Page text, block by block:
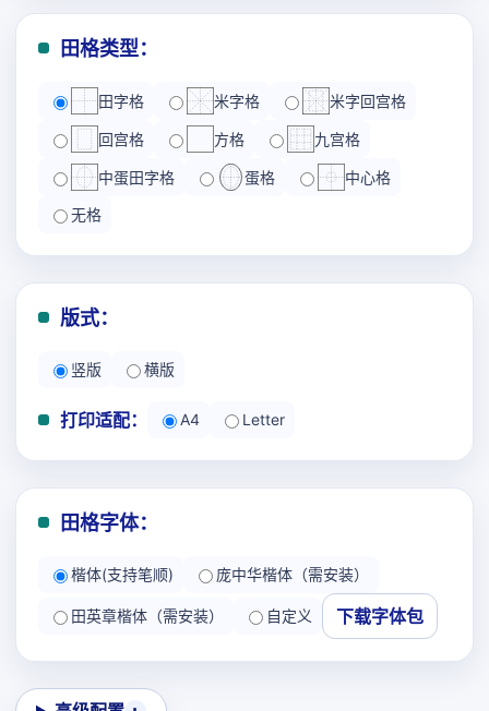
田格类型：
田字格 米字格 米字回宫格
回宫格 方格 九宫格
中蛋田字格 蛋格 中心格
无格
版式：
竖版 横版
打印适配： A4 Letter
田格字体：
楷体(支持笔顺) 庞中华楷体（需安装）
田英章楷体（需安装） 自定义 下载字体包